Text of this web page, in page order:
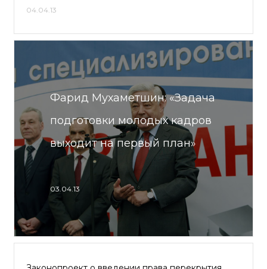
04.04.13
Фарид Мухаметшин: «Задача
подготовки молодых кадров
выходит на первый план»
03.04.13